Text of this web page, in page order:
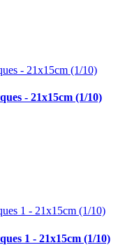
- 21x15cm (1/10)
1 - 21x15cm (1/10)